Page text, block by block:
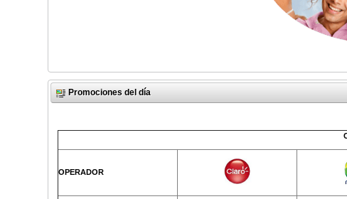
Promociones del día
OPERADOR